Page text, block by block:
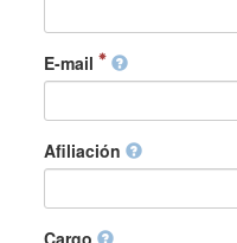
E-mail
Afiliación
Cargo